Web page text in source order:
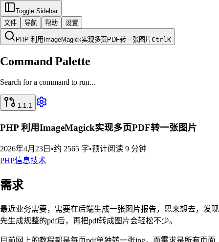
Toggle Sidebar
文件
导航 帮助 设置
PHP 利用ImageMagick实现多页PDF转一张图片CtrlK
Command Palette
Search for a command to run...
1.1.1
PHP 利用ImageMagick实现多页PDF转一张图片
2026年4月23日 •约 2565 字•预计阅读 9 分钟
PHP信息技术
需求
最近业务需要，需要在后端生成一张图片报告，思来想去，发现
先生成规整的pdf后，再把pdf转成图片会轻松不少。
目前网上的教程都是每页pdf单独转一张jpg，而需求是所有页面